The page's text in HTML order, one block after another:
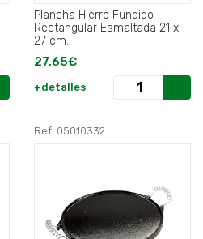
Plancha Hierro Fundido
Rectangular Esmaltada 21 x
27 cm..
27,65€
+detalles
Ref: 05010332